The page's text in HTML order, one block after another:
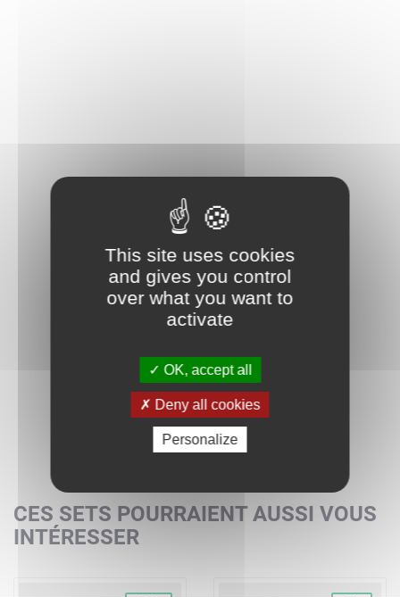
CES SETS POURRAIENT AUSSI VOUS
INTÉRESSER
This site uses cookies
and gives you control
over what you want to
activate
OK, accept all
Deny all cookies
Personalize